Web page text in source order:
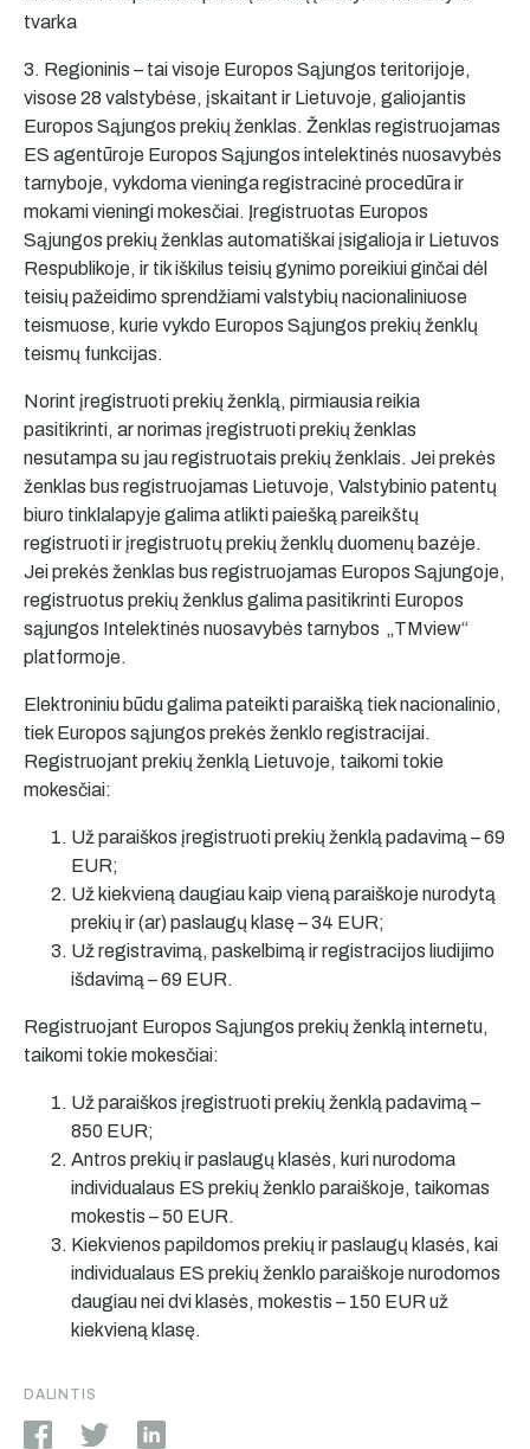
tvarka
3. Regioninis – tai visoje Europos Sąjungos teritorijoje,
visose 28 valstybėse, įskaitant ir Lietuvoje, galiojantis
Europos Sąjungos prekių ženklas. Ženklas registruojamas
ES agentūroje Europos Sąjungos intelektinės nuosavybės
tarnyboje, vykdoma vieninga registracinė procedūra ir
mokami vieningi mokesčiai. Įregistruotas Europos
Sąjungos prekių ženklas automatiškai įsigalioja ir Lietuvos
Respublikoje, ir tik iškilus teisių gynimo poreikiui ginčai dėl
teisių pažeidimo sprendžiami valstybių nacionaliniuose
teismuose, kurie vykdo Europos Sąjungos prekių ženklų
teismų funkcijas.
Norint įregistruoti prekių ženklą, pirmiausia reikia
pasitikrinti, ar norimas įregistruoti prekių ženklas
nesutampa su jau registruotais prekių ženklais. Jei prekės
ženklas bus registruojamas Lietuvoje, Valstybinio patentų
biuro tinklalapyje galima atlikti paiešką pareikštų
registruoti ir įregistruotų prekių ženklų duomenų bazėje.
Jei prekės ženklas bus registruojamas Europos Sąjungoje,
registruotus prekių ženklus galima pasitikrinti Europos
sąjungos Intelektinės nuosavybės tarnybos „TMview“
platformoje.
Elektroniniu būdu galima pateikti paraišką tiek nacionalinio,
tiek Europos sąjungos prekės ženklo registracijai.
Registruojant prekių ženklą Lietuvoje, taikomi tokie
mokesčiai:
Už paraiškos įregistruoti prekių ženklą padavimą – 69
EUR;
Už kiekvieną daugiau kaip vieną paraiškoje nurodytą
prekių ir (ar) paslaugų klasę – 34 EUR;
Už registravimą, paskelbimą ir registracijos liudijimo
išdavimą – 69 EUR.
Registruojant Europos Sąjungos prekių ženklą internetu,
taikomi tokie mokesčiai:
Už paraiškos įregistruoti prekių ženklą padavimą –
850 EUR;
Antros prekių ir paslaugų klasės, kuri nurodoma
individualaus ES prekių ženklo paraiškoje, taikomas
mokestis – 50 EUR.
Kiekvienos papildomos prekių ir paslaugų klasės, kai
individualaus ES prekių ženklo paraiškoje nurodomos
daugiau nei dvi klasės, mokestis – 150 EUR už
kiekvieną klasę.
DALINTIS